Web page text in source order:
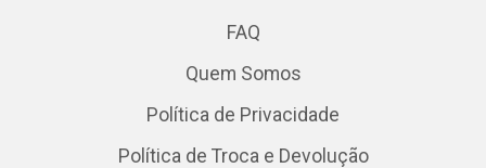
FAQ
Quem Somos
Política de Privacidade
Política de Troca e Devolução